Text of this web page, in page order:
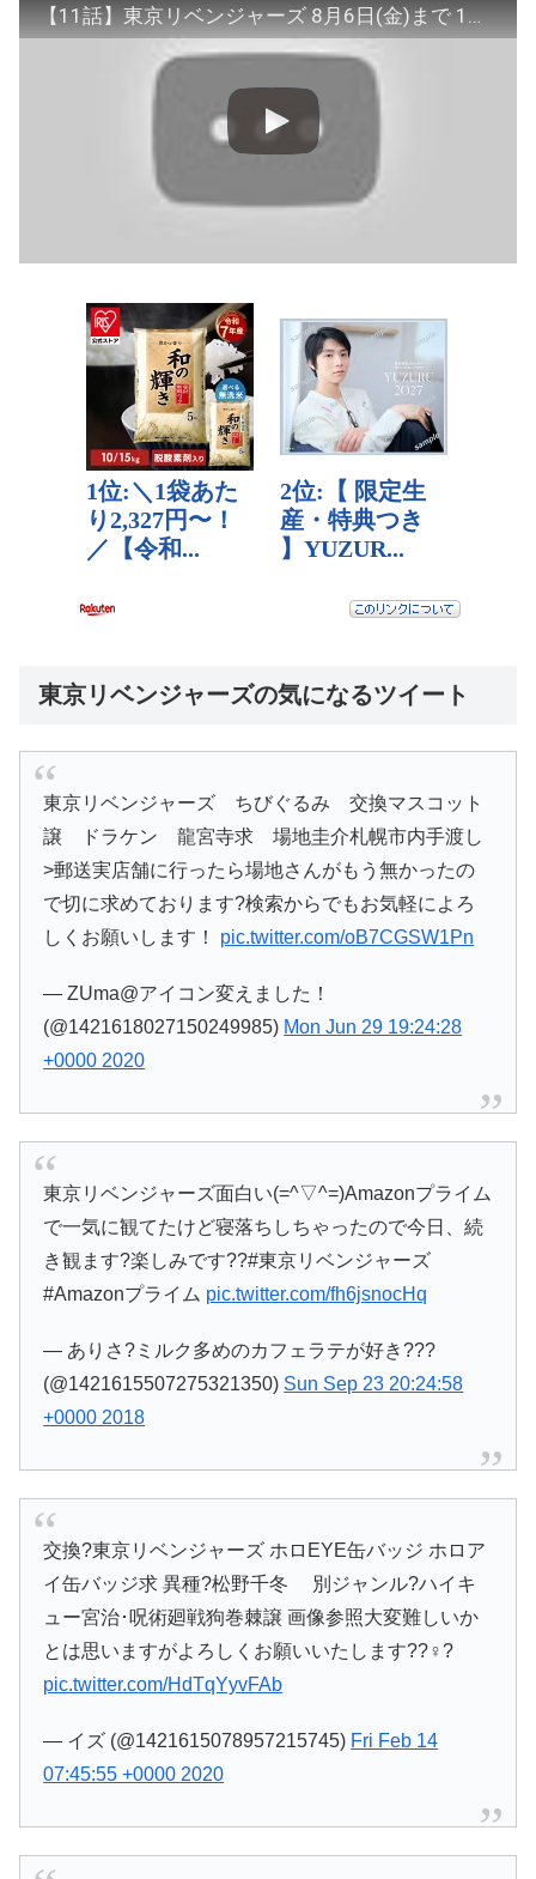
【11話】東京リベンジャーズ 8月6日(金)まで 1〜12話 期間限定イッキ見！【公式アニメ】
東京リベンジャーズの気になるツイート
東京リベンジャーズ ちびぐるみ 交換マスコット
譲 ドラケン 龍宮寺求 場地圭介札幌市内手渡し
>郵送実店舗に行ったら場地さんがもう無かったの
で切に求めております?検索からでもお気軽によろ
しくお願いします！ pic.twitter.com/oB7CGSW1Pn
— ZUma@アイコン変えました！
(@1421618027150249985) Mon Jun 29 19:24:28
+0000 2020
東京リベンジャーズ面白い(=^▽^=)Amazonプライム
で一気に観てたけど寝落ちしちゃったので今日、続
き観ます?楽しみです??#東京リベンジャーズ
#Amazonプライム pic.twitter.com/fh6jsnocHq
— ありさ?ミルク多めのカフェラテが好き???
(@1421615507275321350) Sun Sep 23 20:24:58
+0000 2018
交換?東京リベンジャーズ ホロEYE缶バッジ ホロア
イ缶バッジ求 異種?松野千冬 別ジャンル?ハイキ
ュー宮治･呪術廻戦狗巻棘譲 画像参照大変難しいか
とは思いますがよろしくお願いいたします??♀?
pic.twitter.com/HdTqYyvFAb
— イズ (@1421615078957215745) Fri Feb 14
07:45:55 +0000 2020